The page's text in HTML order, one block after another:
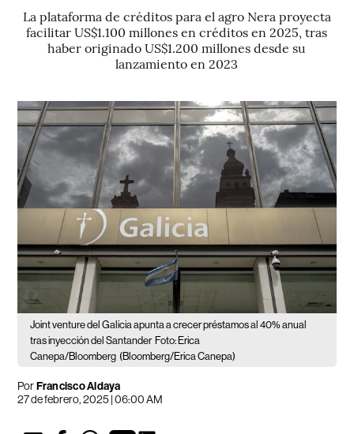
La plataforma de créditos para el agro Nera proyecta
facilitar US$1.100 millones en créditos en 2025, tras
haber originado US$1.200 millones desde su
lanzamiento en 2023
Joint venture del Galicia apunta a crecer préstamos al 40% anual
tras inyección del Santander Foto: Erica
Canepa/Bloomberg (Bloomberg/Erica Canepa)
PorFrancisco Aldaya
27 de febrero, 2025 | 06:00 AM